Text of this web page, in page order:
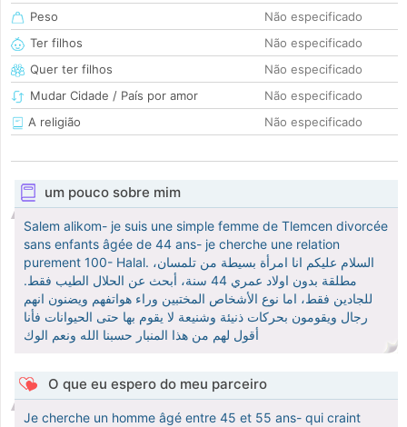
Peso
Não especificado
Ter filhos
Não especificado
Quer ter filhos
Não especificado
Mudar Cidade / País por amor
Não especificado
A religião
Não especificado
um pouco sobre mim
Salem alikom- je suis une simple femme de Tlemcen divorcée
sans enfants âgée de 44 ans- je cherche une relation
purement 100- Halal. السلام عليكم انا امرأة بسيطة من تلمسان،
مطلقة بدون اولاد عمري 44 سنة، أبحث عن الحلال الطيب فقط.
للجادين فقط، اما نوع الأشخاص المختبين وراء هواتفهم ويضنون انهم
رجال ويقومون بحركات ذنيئة وشنيعة لا يقوم بها حتى الحيوانات فأنا
أقول لهم من هذا المنبار حسبنا الله ونعم الوك
O que eu espero do meu parceiro
Je cherche un homme âgé entre 45 et 55 ans- qui craint